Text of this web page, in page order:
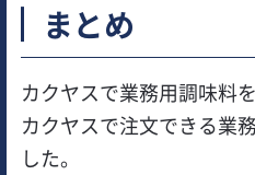
まとめ
カクヤスで業務用調味料
カクヤスで注文できる業
した。